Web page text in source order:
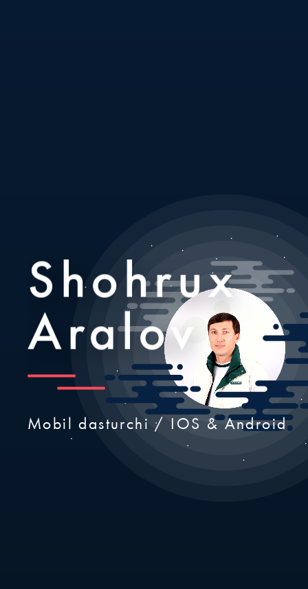
Shohrux
Aralov
Mobil dasturchi / IOS & Android